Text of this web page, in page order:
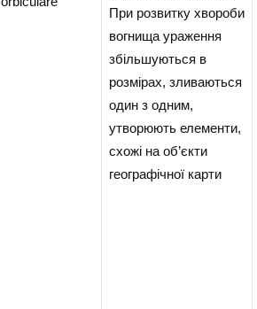
При розвитку хвороби
вогнища ураження
збільшуються в
розмірах, зливаються
один з одним,
утворюють елементи,
схожі на об’єкти
географічної карти